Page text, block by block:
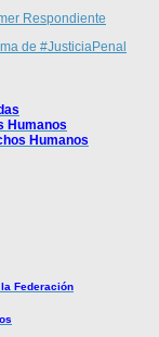
Respondiente
de #JusticiaPenal
Humanos
Humanos
Federación